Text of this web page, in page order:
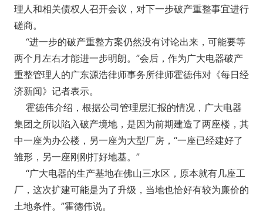
理人和相关债权人召开会议，对下一步破产重整事宜进行
磋商。
“进一步的破产重整方案仍然没有讨论出来，可能要等
两个月左右才能进一步明朗。”会后，作为广大电器破产
重整管理人的广东源浩律师事务所律师霍德伟对《每日经
济新闻》记者表示。
霍德伟介绍，根据公司管理层汇报的情况，广大电器
集团之所以陷入破产境地，是因为前期建造了两座楼，其
中一座为办公楼，另一座为大型厂房，“一座已经建好了
雏形，另一座刚刚打好地基。”
“广大电器的生产基地在佛山三水区，原本就有几座工
厂，这次扩建可能是为了升级，当地也恰好有较为廉价的
土地条件。”霍德伟说。